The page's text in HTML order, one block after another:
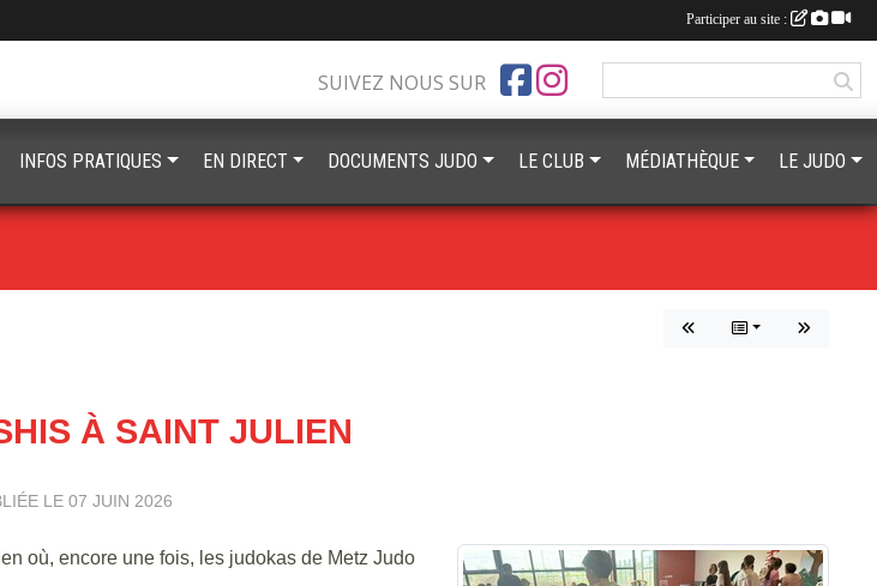
À SAINT JULIEN
LE 07 JUIN 2026
où, encore une fois, les judokas de Metz Judo
SUIVEZ NOUS SUR
INFOS PRATIQUES EN DIRECT DOCUMENTS JUDO LE CLUB MÉDIATHÈQUE LE JUDO
Participer au site :